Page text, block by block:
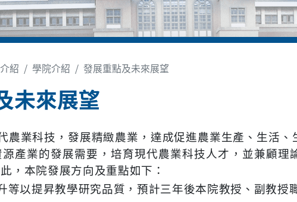
紹 學院介紹 發展重點及未來展望
未來展望
農業科技，發展精緻農業，達成促進農業生產、生活、
產業的發展需要，培育現代農業科技人才，並兼顧理
，本院發展方向及重點如下：
等以提昇教學研究品質，預計三年後本院教授、副教授